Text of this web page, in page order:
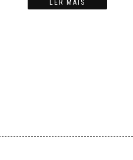
5.00 de 5
LER MAIS